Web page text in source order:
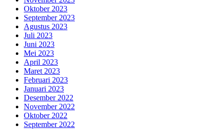
Oktober 2023
September 2023
Agustus 2023
Juli 2023
Juni 2023
Mei 2023
April 2023
Maret 2023
Februari 2023
Januari 2023
Desember 2022
November 2022
Oktober 2022
September 2022